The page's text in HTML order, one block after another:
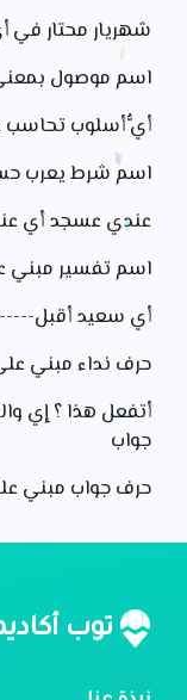
شهريار محتار
اسم موصول
أيُّ أسلوب تحاسب
اسم شرط يعرب
عندي عسجد أي
اسم تفسير مبني
أي سعيد
حرف نداء مبني
أتفعل هذا ؟ إي
جواب
حرف جواب مبني
توب